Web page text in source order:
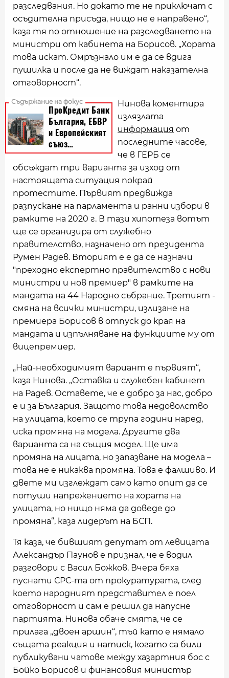
разследвания. Но докато те не приключат с
осъдителна присъда, нищо не е направено“,
каза тя по отношение на разследването на
министри от кабинета на Борисов. „Хората
това искат. Омръзнало им е да се вдига
пушилка и после да не виждат наказателна
отговорност“.
Нинова коментира
излязлата
информация от
последните часове,
че в ГЕРБ се
обсъждат три варианта за изход от
настоящата ситуация покрай
протестите. Първият предвижда
разпускане на парламента и ранни избори в
рамките на 2020 г. В тази хипотеза вотът
ще се организира от служебно
правителство, назначено от президента
Румен Радев. Вторият е е да се назначи
"преходно експертно правителство с нови
министри и нов премиер" в рамките на
мандата на 44 Народно събрание. Третият -
смяна на всички министри, излизане на
премиера Борисов в отпуск до края на
мандата и изпълняване на функциите му от
вицепремиер.
„Най-необходимият вариант е първият“,
каза Нинова. „Оставка и служебен кабинет
на Радев. Оставете, че е добро за нас, добро
е и за България. Защото това недоволство
на улицата, което се трупа години наред,
иска промяна на модела. Другите два
варианта са на същия модел. Ще има
промяна на лицата, но запазване на модела –
това не е никаква промяна. Това е фалшиво. И
двете ми изглеждат само като опит да се
потуши напрежението на хората на
улицата, но нищо няма да доведе до
промяна“, каза лидерът на БСП.
Тя каза, че бившият депутат от левицата
Александър Паунов е признал, че е водил
разговори с Васил Божков. Вчера бяха
пуснати СРС-та от прокуратурата, след
което народният представител е поел
отговорност и сам е решил да напусне
партията. Нинова обаче смята, че се
прилага „двоен аршин“, тъй като е нямало
същата реакция и натиск, когато са били
публикувани чатове между хазартния бос с
Бойко Борисов и финансовия министър